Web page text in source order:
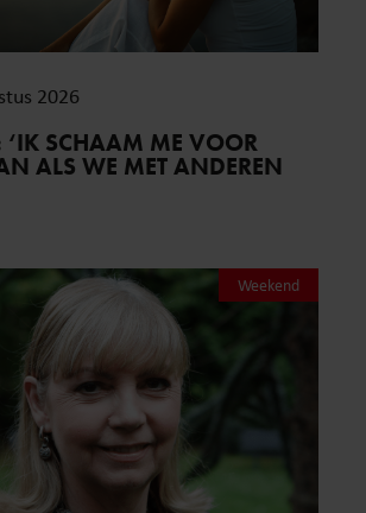
2026
‘IK SCHAAM ME VOOR
ALS WE MET ANDEREN
Weekend